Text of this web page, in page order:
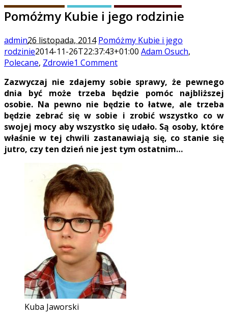
Pomóżmy Kubie i jego rodzinie
admin26 listopada, 2014 Pomóżmy Kubie i jego
rodzinie2014-11-26T22:37:43+01:00 Adam Osuch,
Polecane, Zdrowie1 Comment
Zazwyczaj nie zdajemy sobie sprawy, że pewnego
dnia być może trzeba będzie pomóc najbliższej
osobie. Na pewno nie będzie to łatwe, ale trzeba
będzie zebrać się w sobie i zrobić wszystko co w
swojej mocy aby wszystko się udało. Są osoby, które
właśnie w tej chwili zastanawiają się, co stanie się
jutro, czy ten dzień nie jest tym ostatnim…
Kuba Jaworski